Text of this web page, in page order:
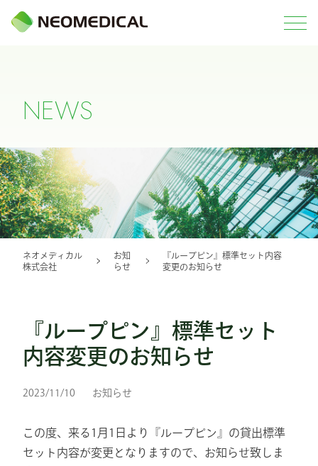
NEWS
ネオメディカル
株式会社
お知
らせ
『ループピン』標準セット内容
変更のお知らせ
『ループピン』標準セット
内容変更のお知らせ
2023/11/10 お知らせ
この度、来る1月1日より『ループピン』の貸出標準
セット内容が変更となりますので、お知らせ致しま